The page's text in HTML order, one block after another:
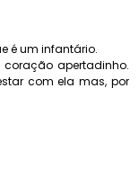
é um infantário.
apertadinho.
com ela mas, por